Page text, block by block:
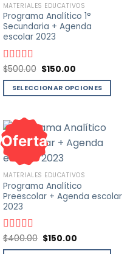
MATERIALES EDUCATIVOS
Programa Analítico 1°
Secundaria + Agenda
escolar 2023
Valorado
con5.00de
$500.00 El
precio
original
era:
$500.00.
$150.00El
actual
es:
$150.00.
SELECCIONAR OPCIONES
producto
tiene
múltiples
variantes.
Las
opciones
se
pueden
elegir
en
la
Oferta
MATERIALES EDUCATIVOS
Programa Analítico
Preescolar + Agenda escolar
2023
Valorado
con4.00
$400.00 El
precio
$150.00El